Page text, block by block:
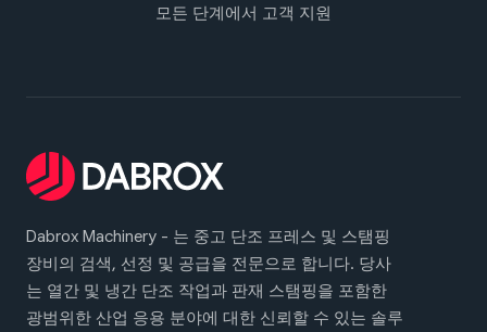
모든 단계에서 고객 지원
Dabrox Machinery - 는 중고 단조 프레스 및 스탬핑
장비의 검색, 선정 및 공급을 전문으로 합니다. 당사
는 열간 및 냉간 단조 작업과 판재 스탬핑을 포함한
광범위한 산업 응용 분야에 대한 신뢰할 수 있는 솔루